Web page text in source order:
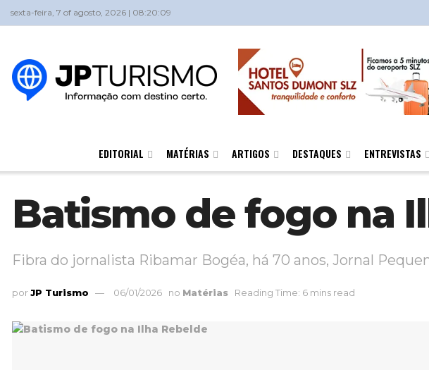
sexta-feira, 7 of agosto, 2026 | 08:20:09
EDITORIAL MATÉRIAS ARTIGOS DESTAQUES ENTREVISTAS
Batismo de fogo na
Fibra do jornalista Ribamar Bogéa, há 70 anos, Jornal
porJP Turismo 06/01/2026 no Matérias Reading Time: 6 mins read